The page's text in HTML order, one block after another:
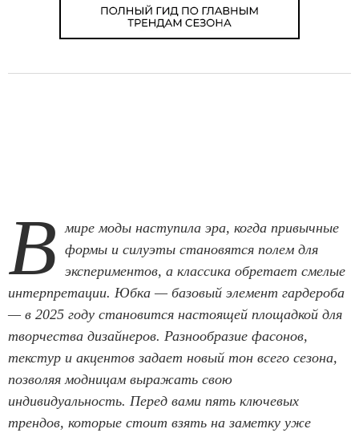
В
мире моды наступила эра, когда привычные
формы и силуэты становятся полем для
экспериментов, а классика обретает смелые
интерпретации. Юбка — базовый элемент гардероба
— в 2025 году становится настоящей площадкой для
творчества дизайнеров. Разнообразие фасонов,
текстур и акцентов задает новый тон всего сезона,
позволяя модницам выражать свою
индивидуальность. Перед вами пять ключевых
трендов, которые стоит взять на заметку уже